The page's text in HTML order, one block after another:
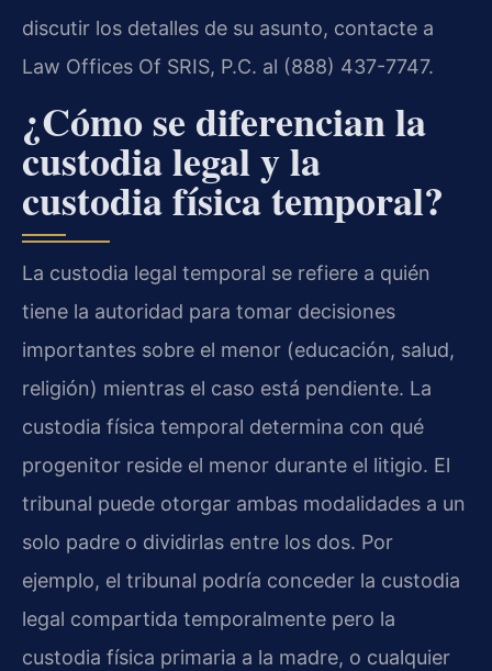
discutir los detalles de su asunto, contacte a
Law Offices Of SRIS, P.C. al (888) 437-7747.
¿Cómo se diferencian la
custodia legal y la
custodia física temporal?
La custodia legal temporal se refiere a quién
tiene la autoridad para tomar decisiones
importantes sobre el menor (educación, salud,
religión) mientras el caso está pendiente. La
custodia física temporal determina con qué
progenitor reside el menor durante el litigio. El
tribunal puede otorgar ambas modalidades a un
solo padre o dividirlas entre los dos. Por
ejemplo, el tribunal podría conceder la custodia
legal compartida temporalmente pero la
custodia física primaria a la madre, o cualquier